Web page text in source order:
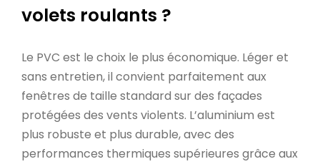
volets roulants ?
Le PVC est le choix le plus économique. Léger et
sans entretien, il convient parfaitement aux
fenêtres de taille standard sur des façades
protégées des vents violents. L’aluminium est
plus robuste et plus durable, avec des
performances thermiques supérieures grâce aux